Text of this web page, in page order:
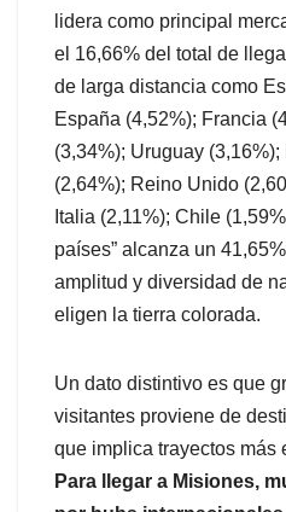
lidera como principal
el 16,66% del total de
de larga distancia como
España (4,52%); Francia
(3,34%); Uruguay
(2,64%); Reino Unido
Italia (2,11%); Chile
países” alcanza un
amplitud y diversidad de
eligen la tierra colorada.
Un dato distintivo es que
visitantes proviene de
que implica trayectos más
Para llegar a Misiones,